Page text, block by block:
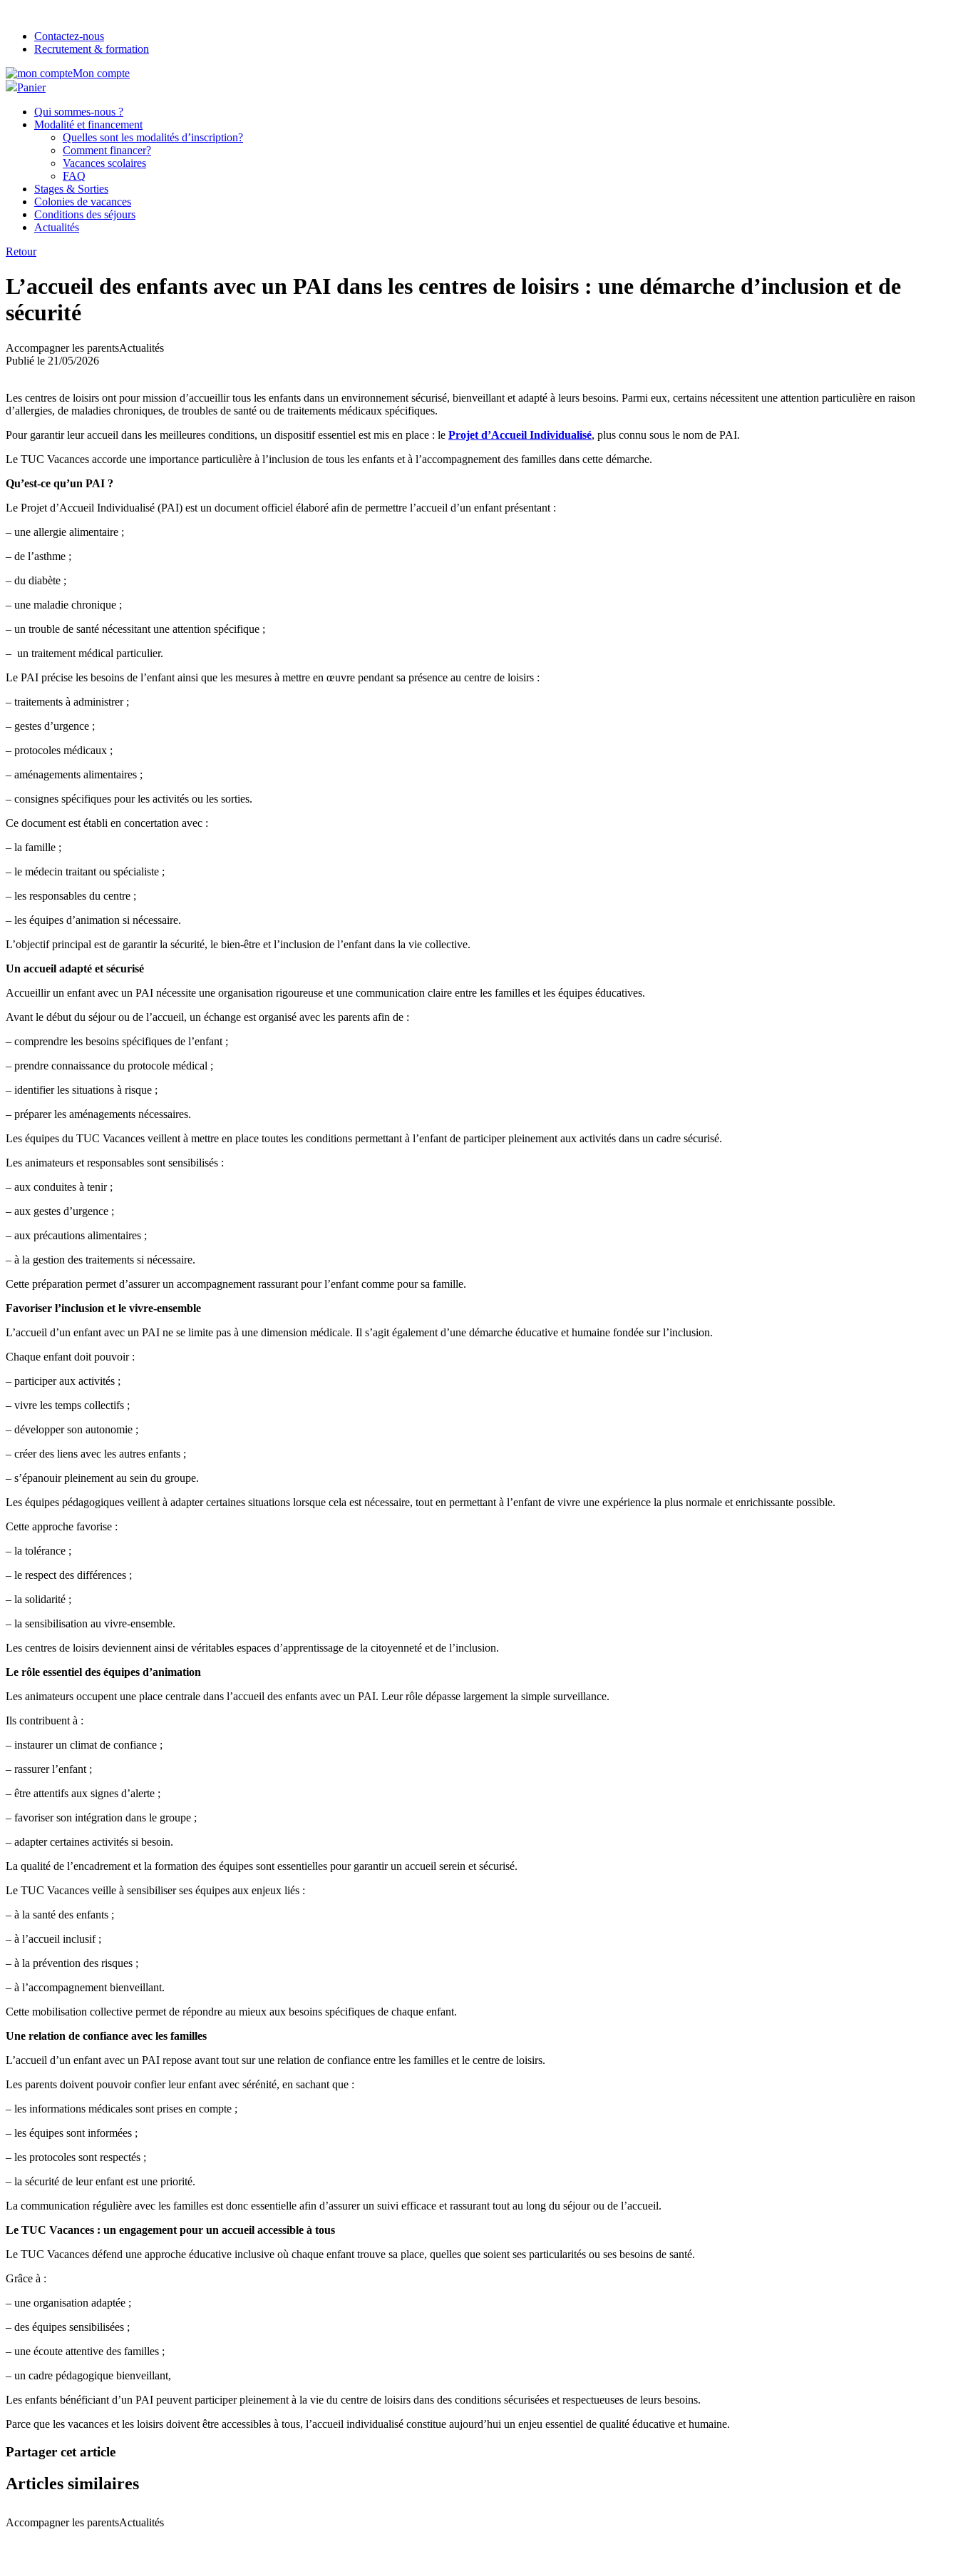
Contactez-nous
Recrutement & formation
Mon compte
Panier
Qui sommes-nous ?
Modalité et financement
Quelles sont les modalités d’inscription?
Comment financer?
Vacances scolaires
FAQ
Stages & Sorties
Colonies de vacances
Conditions des séjours
Actualités
Retour
L’accueil des enfants avec un PAI dans les centres de loisirs : une démarche d’inclusion et de
sécurité
Accompagner les parentsActualités
Publié le 21/05/2026
Les centres de loisirs ont pour mission d’accueillir tous les enfants dans un environnement sécurisé, bienveillant et adapté à leurs besoins. Parmi eux, certains nécessitent une attention particulière en raison
d’allergies, de maladies chroniques, de troubles de santé ou de traitements médicaux spécifiques.
Pour garantir leur accueil dans les meilleures conditions, un dispositif essentiel est mis en place : le Projet d’Accueil Individualisé, plus connu sous le nom de PAI.
Le TUC Vacances accorde une importance particulière à l’inclusion de tous les enfants et à l’accompagnement des familles dans cette démarche.
Qu’est-ce qu’un PAI ?
Le Projet d’Accueil Individualisé (PAI) est un document officiel élaboré afin de permettre l’accueil d’un enfant présentant :
– une allergie alimentaire ;
– de l’asthme ;
– du diabète ;
– une maladie chronique ;
– un trouble de santé nécessitant une attention spécifique ;
– un traitement médical particulier.
Le PAI précise les besoins de l’enfant ainsi que les mesures à mettre en œuvre pendant sa présence au centre de loisirs :
– traitements à administrer ;
– gestes d’urgence ;
– protocoles médicaux ;
– aménagements alimentaires ;
– consignes spécifiques pour les activités ou les sorties.
Ce document est établi en concertation avec :
– la famille ;
– le médecin traitant ou spécialiste ;
– les responsables du centre ;
– les équipes d’animation si nécessaire.
L’objectif principal est de garantir la sécurité, le bien-être et l’inclusion de l’enfant dans la vie collective.
Un accueil adapté et sécurisé
Accueillir un enfant avec un PAI nécessite une organisation rigoureuse et une communication claire entre les familles et les équipes éducatives.
Avant le début du séjour ou de l’accueil, un échange est organisé avec les parents afin de :
– comprendre les besoins spécifiques de l’enfant ;
– prendre connaissance du protocole médical ;
– identifier les situations à risque ;
– préparer les aménagements nécessaires.
Les équipes du TUC Vacances veillent à mettre en place toutes les conditions permettant à l’enfant de participer pleinement aux activités dans un cadre sécurisé.
Les animateurs et responsables sont sensibilisés :
– aux conduites à tenir ;
– aux gestes d’urgence ;
– aux précautions alimentaires ;
– à la gestion des traitements si nécessaire.
Cette préparation permet d’assurer un accompagnement rassurant pour l’enfant comme pour sa famille.
Favoriser l’inclusion et le vivre-ensemble
L’accueil d’un enfant avec un PAI ne se limite pas à une dimension médicale. Il s’agit également d’une démarche éducative et humaine fondée sur l’inclusion.
Chaque enfant doit pouvoir :
– participer aux activités ;
– vivre les temps collectifs ;
– développer son autonomie ;
– créer des liens avec les autres enfants ;
– s’épanouir pleinement au sein du groupe.
Les équipes pédagogiques veillent à adapter certaines situations lorsque cela est nécessaire, tout en permettant à l’enfant de vivre une expérience la plus normale et enrichissante possible.
Cette approche favorise :
– la tolérance ;
– le respect des différences ;
– la solidarité ;
– la sensibilisation au vivre-ensemble.
Les centres de loisirs deviennent ainsi de véritables espaces d’apprentissage de la citoyenneté et de l’inclusion.
Le rôle essentiel des équipes d’animation
Les animateurs occupent une place centrale dans l’accueil des enfants avec un PAI. Leur rôle dépasse largement la simple surveillance.
Ils contribuent à :
– instaurer un climat de confiance ;
– rassurer l’enfant ;
– être attentifs aux signes d’alerte ;
– favoriser son intégration dans le groupe ;
– adapter certaines activités si besoin.
La qualité de l’encadrement et la formation des équipes sont essentielles pour garantir un accueil serein et sécurisé.
Le TUC Vacances veille à sensibiliser ses équipes aux enjeux liés :
– à la santé des enfants ;
– à l’accueil inclusif ;
– à la prévention des risques ;
– à l’accompagnement bienveillant.
Cette mobilisation collective permet de répondre au mieux aux besoins spécifiques de chaque enfant.
Une relation de confiance avec les familles
L’accueil d’un enfant avec un PAI repose avant tout sur une relation de confiance entre les familles et le centre de loisirs.
Les parents doivent pouvoir confier leur enfant avec sérénité, en sachant que :
– les informations médicales sont prises en compte ;
– les équipes sont informées ;
– les protocoles sont respectés ;
– la sécurité de leur enfant est une priorité.
La communication régulière avec les familles est donc essentielle afin d’assurer un suivi efficace et rassurant tout au long du séjour ou de l’accueil.
Le TUC Vacances : un engagement pour un accueil accessible à tous
Le TUC Vacances défend une approche éducative inclusive où chaque enfant trouve sa place, quelles que soient ses particularités ou ses besoins de santé.
Grâce à :
– une organisation adaptée ;
– des équipes sensibilisées ;
– une écoute attentive des familles ;
– un cadre pédagogique bienveillant,
Les enfants bénéficiant d’un PAI peuvent participer pleinement à la vie du centre de loisirs dans des conditions sécurisées et respectueuses de leurs besoins.
Parce que les vacances et les loisirs doivent être accessibles à tous, l’accueil individualisé constitue aujourd’hui un enjeu essentiel de qualité éducative et humaine.
Partager cet article
Articles similaires
Accompagner les parentsActualités